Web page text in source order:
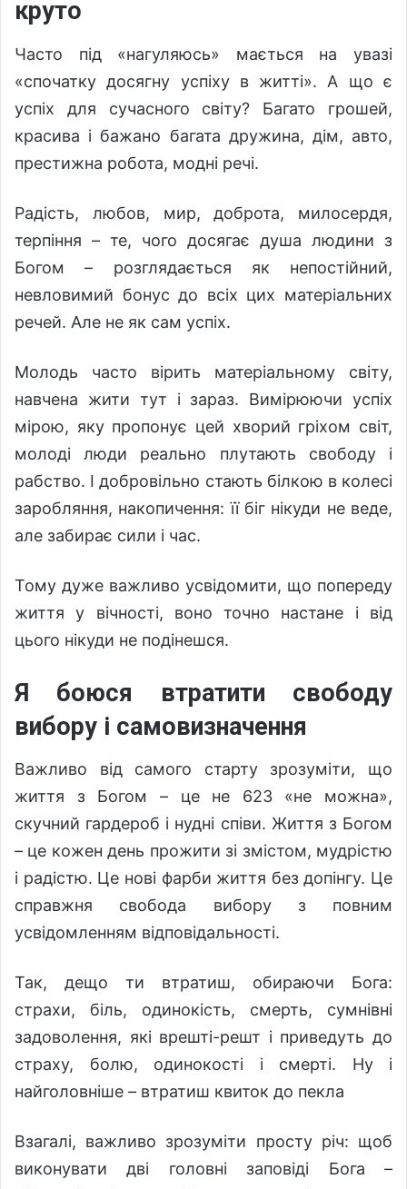
круто
Часто під «нагуляюсь» мається на увазі
«спочатку досягну успіху в житті». А що є
успіх для сучасного світу? Багато грошей,
красива і бажано багата дружина, дім, авто,
престижна робота, модні речі.
Радість, любов, мир, доброта, милосердя,
терпіння – те, чого досягає душа людини з
Богом – розглядається як непостійний,
невловимий бонус до всіх цих матеріальних
речей. Але не як сам успіх.
Молодь часто вірить матеріальному світу,
навчена жити тут і зараз. Вимірюючи успіх
мірою, яку пропонує цей хворий гріхом світ,
молоді люди реально плутають свободу і
рабство. І добровільно стають білкою в колесі
заробляння, накопичення: її біг нікуди не веде,
але забирає сили і час.
Тому дуже важливо усвідомити, що попереду
життя у вічності, воно точно настане і від
цього нікуди не подінешся.
Я боюся втратити свободу
вибору і самовизначення
Важливо від самого старту зрозуміти, що
життя з Богом – це не 623 «не можна»,
скучний гардероб і нудні співи. Життя з Богом
– це кожен день прожити зі змістом, мудрістю
і радістю. Це нові фарби життя без допінгу. Це
справжня свобода вибору з повним
усвідомленням відповідальності.
Так, дещо ти втратиш, обираючи Бога:
страхи, біль, одинокість, смерть, сумнівні
задоволення, які врешті-решт і приведуть до
страху, болю, одинокості і смерті. Ну і
найголовніше – втратиш квиток до пекла
Взагалі, важливо зрозуміти просту річ: щоб
виконувати дві головні заповіді Бога –